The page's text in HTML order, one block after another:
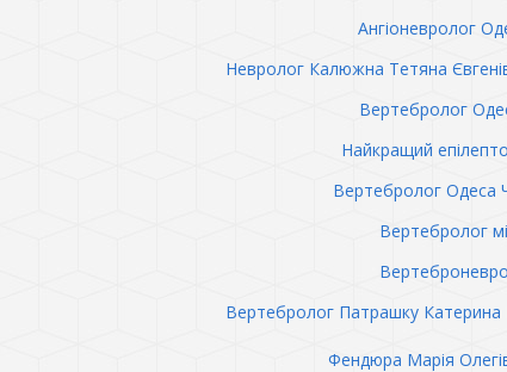
Ангіоневролог
Невролог Калюжна Тетяна
Вертебролог
Найкращий
Вертебролог Одеса
Вертебролог
Вертебролог Патрашку Катерина
Фендюра Марія